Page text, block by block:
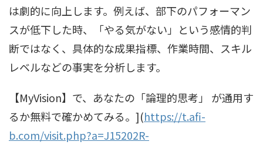
は劇的に向上します。例えば、部下のパフォーマン
スが低下した時、「やる気がない」という感情的判
断ではなく、具体的な成果指標、作業時間、スキル
レベルなどの事実を分析します。
【MyVision】で、あなたの「論理的思考」 が通用す
るか無料で確かめてみる。](https://t.afi-
b.com/visit.php?a=J15202R-